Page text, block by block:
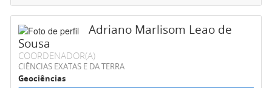
Adriano Marlisom Leao de
Sousa
COORDENADOR(A)
CIÊNCIAS EXATAS E DA TERRA
Geociências